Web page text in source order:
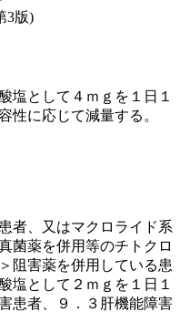
3版)
塩として４ｍｇを１日１
性に応じて減量する。
者、又はマクロライド系
菌薬を併用等のチトクロ
阻害薬を併用している患
塩として２ｍｇを１日１
患者、９．３肝機能障害